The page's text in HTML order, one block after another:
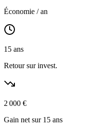
Économie / an
15 ans
Retour sur invest.
2 000 €
Gain net sur 15 ans